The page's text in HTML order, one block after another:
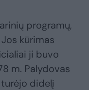
programų,
kūrimas
ji buvo
m. Palydovas
didelį